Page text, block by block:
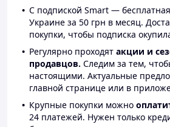
С подпиской Smart —
Украине за 50 грн в месяц.
покупки, чтобы подписка
Регулярно проходят акции и
продавцов. Следим за тем,
настоящими. Актуальные
главной странице или в
Крупные покупки можно
24 платежей. Нужен только